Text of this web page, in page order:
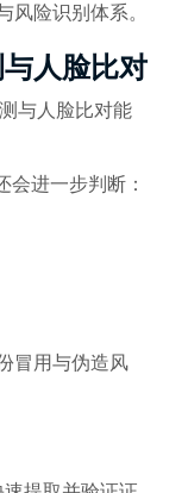
险识别体系。
人脸比对
与人脸比对能
会进一步判断：
冒用与伪造风